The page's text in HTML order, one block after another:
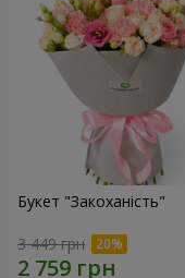
Букет "Закоханість"
3 449 грн